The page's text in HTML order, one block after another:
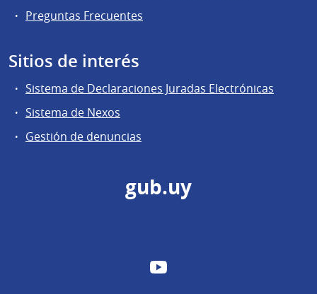
Preguntas Frecuentes
Sitios de interés
Sistema de Declaraciones Juradas Electrónicas
Sistema de Nexos
Gestión de denuncias
gub.uy
YouTube